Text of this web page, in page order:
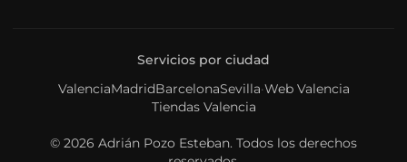
Servicios por ciudad
ValenciaMadridBarcelonaSevilla·Web Valencia
Tiendas Valencia
© 2026 Adrián Pozo Esteban. Todos los derechos